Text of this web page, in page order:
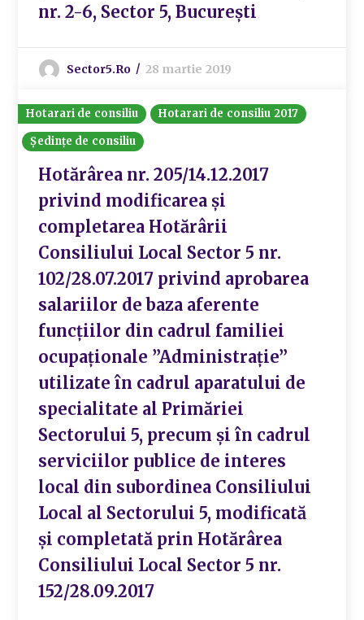
nr. 2-6, Sector 5, București
Sector5.ro 28 martie 2019
Hotarari de consiliu
Hotarari de consiliu 2017
Ședințe de consiliu
Hotărârea nr. 205/14.12.2017
privind modificarea și
completarea Hotărârii
Consiliului Local Sector 5 nr.
102/28.07.2017 privind aprobarea
salariilor de baza aferente
funcțiilor din cadrul familiei
ocupaționale ”Administrație”
utilizate în cadrul aparatului de
specialitate al Primăriei
Sectorului 5, precum și în cadrul
serviciilor publice de interes
local din subordinea Consiliului
Local al Sectorului 5, modificată
și completată prin Hotărârea
Consiliului Local Sector 5 nr.
152/28.09.2017